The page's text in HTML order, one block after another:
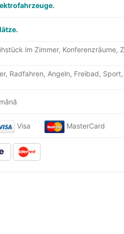
im Zimmer, Konferenzräume,
Radfahren, Angeln, Freibad, Sport,
Visa MasterCard